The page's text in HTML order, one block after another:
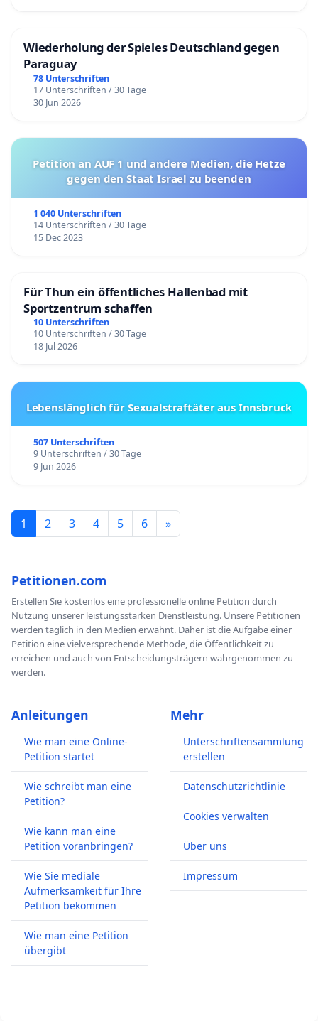
Wiederholung der Spieles Deutschland gegen
Paraguay
78 Unterschriften
17 Unterschriften / 30 Tage
30 Jun 2026
Petition an AUF 1 und andere Medien, die Hetze
gegen den Staat Israel zu beenden
1 040 Unterschriften
14 Unterschriften / 30 Tage
15 Dec 2023
Für Thun ein öffentliches Hallenbad mit
Sportzentrum schaffen
10 Unterschriften
10 Unterschriften / 30 Tage
18 Jul 2026
Lebenslänglich für Sexualstraftäter aus Innsbruck
507 Unterschriften
9 Unterschriften / 30 Tage
9 Jun 2026
1 2 3 4 5 6 »
Petitionen.com
Erstellen Sie kostenlos eine professionelle online Petition durch
Nutzung unserer leistungsstarken Dienstleistung. Unsere Petitionen
werden täglich in den Medien erwähnt. Daher ist die Aufgabe einer
Petition eine vielversprechende Methode, die Öffentlichkeit zu
erreichen und auch von Entscheidungsträgern wahrgenommen zu
werden.
Anleitungen
Wie man eine Online-
Petition startet
Wie schreibt man eine
Petition?
Wie kann man eine
Petition voranbringen?
Wie Sie mediale
Aufmerksamkeit für Ihre
Petition bekommen
Wie man eine Petition
übergibt
Mehr
Unterschriftensammlung
erstellen
Datenschutzrichtlinie
Cookies verwalten
Über uns
Impressum